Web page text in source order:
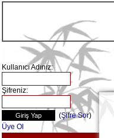
Kullanıcı Adınız:
Şifreniz:
(Şifre Sor)
Üye Ol